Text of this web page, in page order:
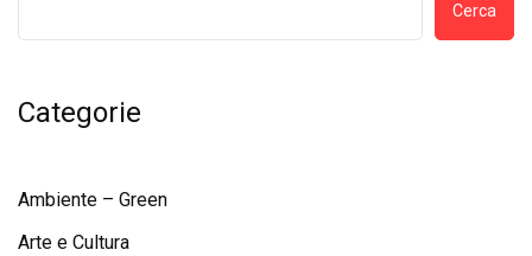
Cerca
Categorie
Ambiente – Green
Arte e Cultura